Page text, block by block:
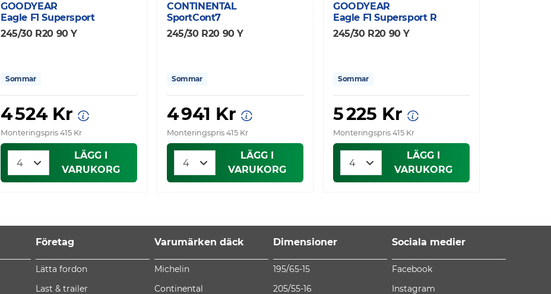
GOODYEAR
Eagle F1 Supersport
245/30 R20 90 Y
Sommar
4 524 Kr
Monteringspris 415 Kr
LÄGG I
VARUKORG
CONTINENTAL
SportCont7
245/30 R20 90 Y
Sommar
4 941 Kr
Monteringspris 415 Kr
LÄGG I
VARUKORG
GOODYEAR
Eagle F1 Supersport R
245/30 R20 90 Y
Sommar
5 225 Kr
Monteringspris 415 Kr
LÄGG I
VARUKORG
Företag
Lätta fordon
Last & trailer
Varumärken däck
Michelin
Continental
Dimensioner
195/65-15
205/55-16
Sociala medier
Facebook
Instagram